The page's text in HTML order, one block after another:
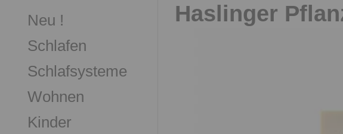
Neu !
Schlafen
Schlafsysteme
Wohnen
Kinder
Haslinger